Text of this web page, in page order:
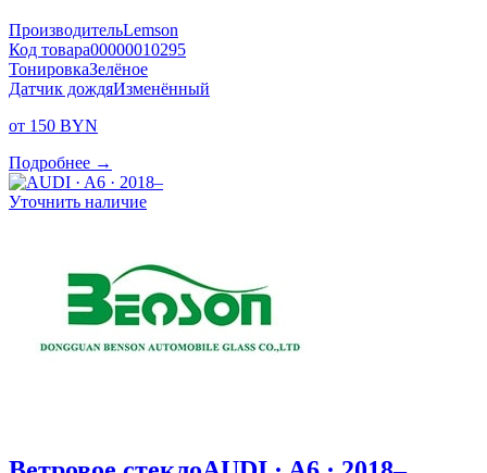
ПроизводительLemson
Код товара00000010295
ТонировкаЗелёное
Датчик дождяИзменённый
от 150 BYN
Подробнее →
Уточнить наличие